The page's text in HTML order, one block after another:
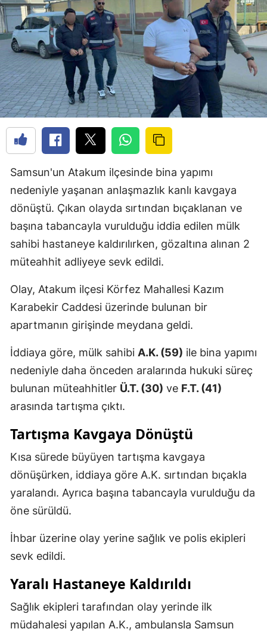
Samsun'un Atakum ilçesinde bina yapımı
nedeniyle yaşanan anlaşmazlık kanlı kavgaya
dönüştü. Çıkan olayda sırtından bıçaklanan ve
başına tabancayla vurulduğu iddia edilen mülk
sahibi hastaneye kaldırılırken, gözaltına alınan 2
müteahhit adliyeye sevk edildi.
Olay, Atakum ilçesi Körfez Mahallesi Kazım
Karabekir Caddesi üzerinde bulunan bir
apartmanın girişinde meydana geldi.
İddiaya göre, mülk sahibi A.K. (59) ile bina yapımı
nedeniyle daha önceden aralarında hukuki süreç
bulunan müteahhitler Ü.T. (30) ve F.T. (41)
arasında tartışma çıktı.
Tartışma Kavgaya Dönüştü
Kısa sürede büyüyen tartışma kavgaya
dönüşürken, iddiaya göre A.K. sırtından bıçakla
yaralandı. Ayrıca başına tabancayla vurulduğu da
öne sürüldü.
İhbar üzerine olay yerine sağlık ve polis ekipleri
sevk edildi.
Yaralı Hastaneye Kaldırıldı
Sağlık ekipleri tarafından olay yerinde ilk
müdahalesi yapılan A.K., ambulansla Samsun